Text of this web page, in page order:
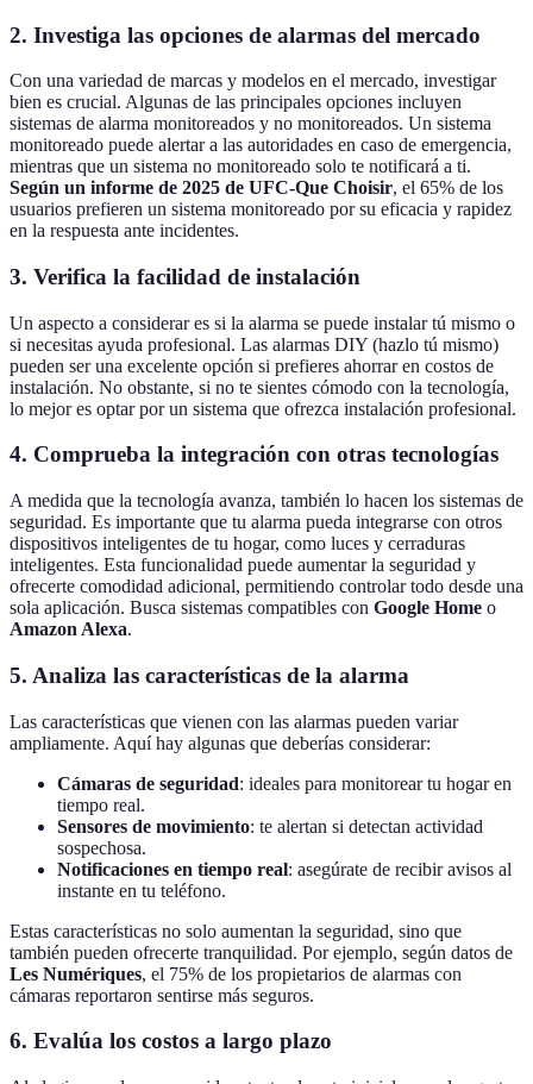
2. Investiga las opciones de alarmas del mercado
Con una variedad de marcas y modelos en el mercado, investigar
bien es crucial. Algunas de las principales opciones incluyen
sistemas de alarma monitoreados y no monitoreados. Un sistema
monitoreado puede alertar a las autoridades en caso de emergencia,
mientras que un sistema no monitoreado solo te notificará a ti.
Según un informe de 2025 de UFC-Que Choisir, el 65% de los
usuarios prefieren un sistema monitoreado por su eficacia y rapidez
en la respuesta ante incidentes.
3. Verifica la facilidad de instalación
Un aspecto a considerar es si la alarma se puede instalar tú mismo o
si necesitas ayuda profesional. Las alarmas DIY (hazlo tú mismo)
pueden ser una excelente opción si prefieres ahorrar en costos de
instalación. No obstante, si no te sientes cómodo con la tecnología,
lo mejor es optar por un sistema que ofrezca instalación profesional.
4. Comprueba la integración con otras tecnologías
A medida que la tecnología avanza, también lo hacen los sistemas de
seguridad. Es importante que tu alarma pueda integrarse con otros
dispositivos inteligentes de tu hogar, como luces y cerraduras
inteligentes. Esta funcionalidad puede aumentar la seguridad y
ofrecerte comodidad adicional, permitiendo controlar todo desde una
sola aplicación. Busca sistemas compatibles con Google Home o
Amazon Alexa.
5. Analiza las características de la alarma
Las características que vienen con las alarmas pueden variar
ampliamente. Aquí hay algunas que deberías considerar:
Cámaras de seguridad: ideales para monitorear tu hogar en
tiempo real.
Sensores de movimiento: te alertan si detectan actividad
sospechosa.
Notificaciones en tiempo real: asegúrate de recibir avisos al
instante en tu teléfono.
Estas características no solo aumentan la seguridad, sino que
también pueden ofrecerte tranquilidad. Por ejemplo, según datos de
Les Numériques, el 75% de los propietarios de alarmas con
cámaras reportaron sentirse más seguros.
6. Evalúa los costos a largo plazo